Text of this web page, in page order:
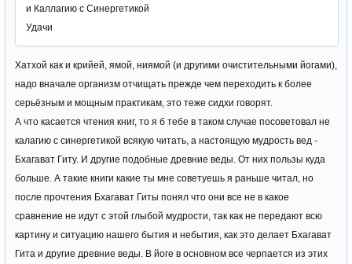
и Каллагию с Синергетикой
Удачи
Хатхой как и крийей, ямой, ниямой (и другими очистительными йогами),
надо вначале организм отчищать прежде чем переходить к более
серьёзным и мощным практикам, это теже сидхи говорят.
А что касается чтения книг, то я б тебе в таком случае посоветовал не
калагию с синергетикой всякую читать, а настоящую мудрость вед -
Бхагават Гиту. И другие подобные древние веды. От них пользы куда
больше. А такие книги какие ты мне советуешь я раньше читал, но
после прочтения Бхагават Гиты понял что они все не в какое
сравнение не идут с этой глыбой мудрости, так как не передают всю
картину и ситуацию нашего бытия и небытия, как это делает Бхагават
Гита и другие древние веды. В йоге в основном все черпается из этих